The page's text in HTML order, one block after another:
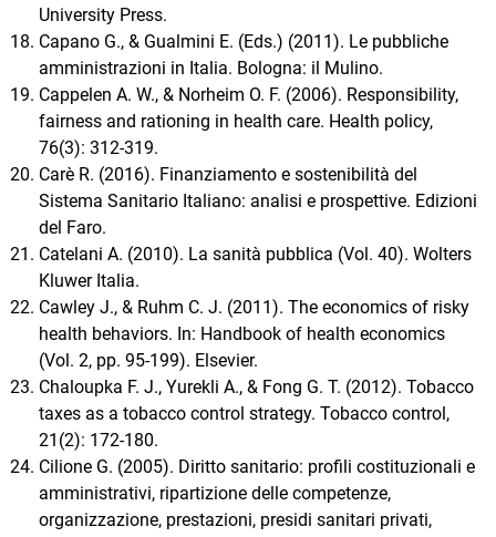
University Press.
Capano G., & Gualmini E. (Eds.) (2011). Le pubbliche
amministrazioni in Italia. Bologna: il Mulino.
Cappelen A. W., & Norheim O. F. (2006). Responsibility,
fairness and rationing in health care. Health policy,
76(3): 312-319.
Carè R. (2016). Finanziamento e sostenibilità del
Sistema Sanitario Italiano: analisi e prospettive. Edizioni
del Faro.
Catelani A. (2010). La sanità pubblica (Vol. 40). Wolters
Kluwer Italia.
Cawley J., & Ruhm C. J. (2011). The economics of risky
health behaviors. In: Handbook of health economics
(Vol. 2, pp. 95-199). Elsevier.
Chaloupka F. J., Yurekli A., & Fong G. T. (2012). Tobacco
taxes as a tobacco control strategy. Tobacco control,
21(2): 172-180.
Cilione G. (2005). Diritto sanitario: profili costituzionali e
amministrativi, ripartizione delle competenze,
organizzazione, prestazioni, presidi sanitari privati,